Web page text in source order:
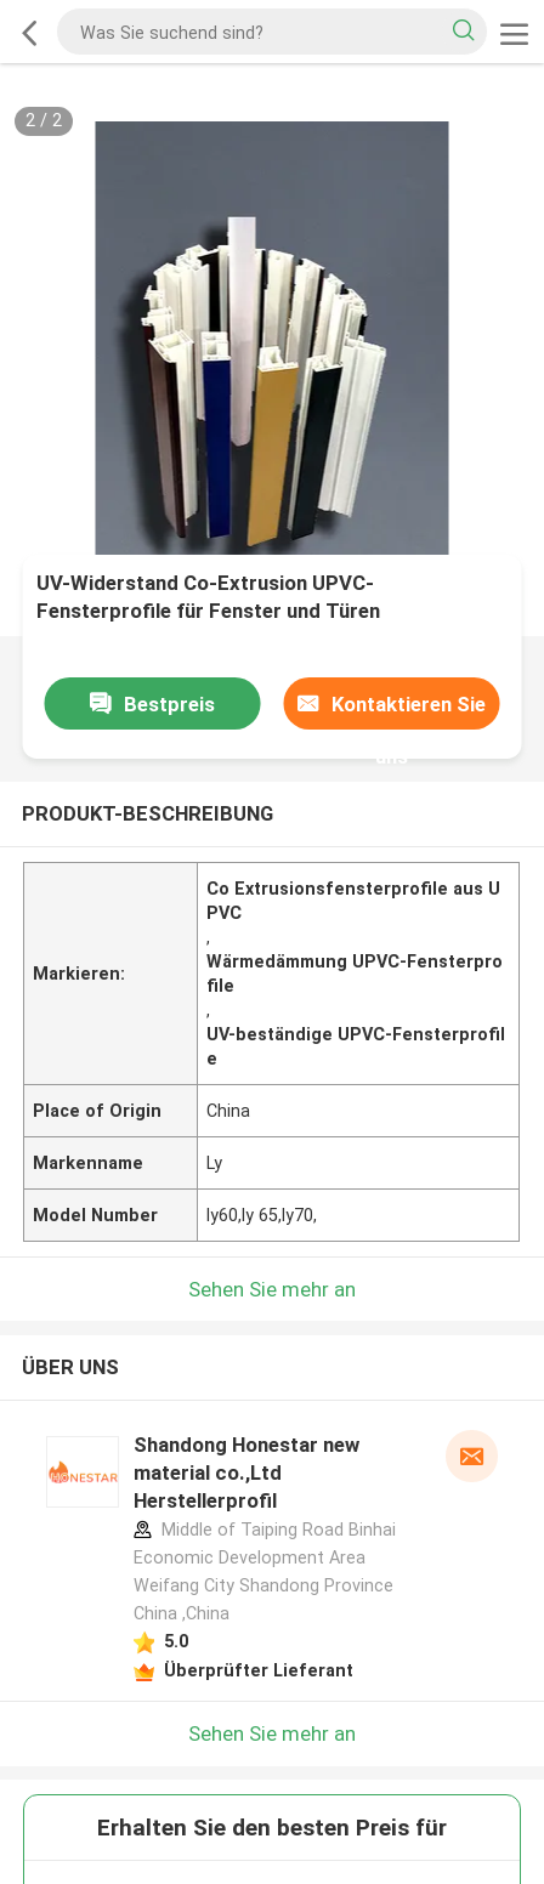
2/ 2
UV-Widerstand Co-Extrusion UPVC-
Fensterprofile für Fenster und Türen
Bestpreis Kontaktieren Sie
uns
PRODUKT-BESCHREIBUNG
Markieren:
Co Extrusionsfensterprofile aus U
PVC
,
Wärmedämmung UPVC-Fensterpro
file
,
UV-beständige UPVC-Fensterprofil
e
Place of Origin China
Markenname Ly
Model Number ly60,ly 65,ly70,
Sehen Sie mehr an
ÜBER UNS
Shandong Honestar new
material co.,Ltd
Herstellerprofil
Middle of Taiping Road Binhai
Economic Development Area
Weifang City Shandong Province
China ,China
5.0
Überprüfter Lieferant
Sehen Sie mehr an
Erhalten Sie den besten Preis für